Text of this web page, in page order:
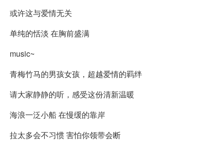
或许这与爱情无关
单纯的恬淡 在胸前盛满
music~
青梅竹马的男孩女孩，超越爱情的羁绊
请大家静静的听，感受这份清新温暖
海浪一泛小船 在慢缓的靠岸
拉太多会不习惯 害怕你领带会断